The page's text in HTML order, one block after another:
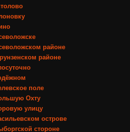
районе
районе
поле
Охту
улицу
острове
стороне